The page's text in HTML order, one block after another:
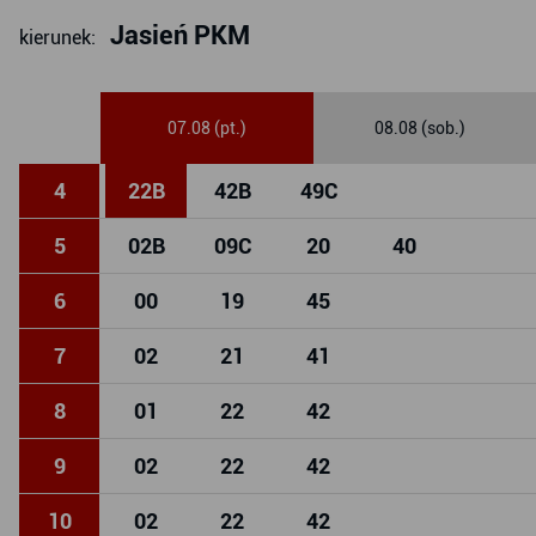
kierunek: Jasień PKM
07.08 (pt.) 08.08 (sob.)
4 22B 42B 49C
5 02B 09C 20 40
6 00 19 45
7 02 21 41
8 01 22 42
9 02 22 42
10 02 22 42